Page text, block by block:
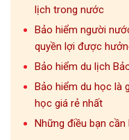
lịch trong nước
Bảo hiểm người
quyền lợi được
Bảo hiểm du lịch
Bảo hiểm du học là
học giá rẻ nhất
Những điều bạn